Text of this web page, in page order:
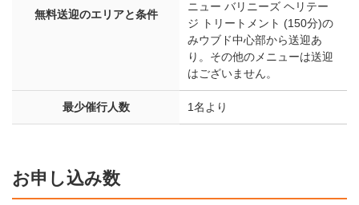
無料送迎のエリアと条件
ニュー バリニーズ ヘリテー
ジ トリートメント (150分)の
みウブド中心部から送迎あ
り。その他のメニューは送迎
はございません。
最少催行人数 1名より
お申し込み数